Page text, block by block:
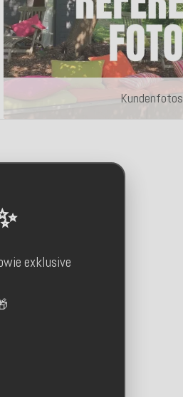
Kundenfotos
exklusive